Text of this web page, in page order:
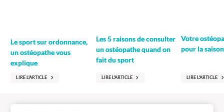
Le sport sur ordonnance,
un ostéopathe vous
explique
LIRE L'ARTICLE
Les 5 raisons de consulter
un ostéopathe quand on
fait du sport
LIRE L'ARTICLE
Votre
pour la
LIRE L'ARTICLE